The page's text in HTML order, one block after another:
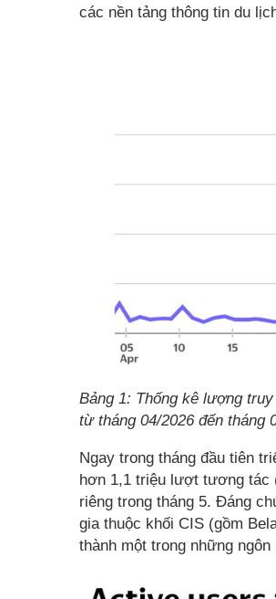
các nền tảng thông tin du
Bảng 1: Thống kê lượng
từ tháng 04/2026 đến tháng
Ngay trong tháng đầu tiên
hơn 1,1 triệu lượt tương tác
riêng trong tháng 5. Đáng
gia thuộc khối CIS (gồm
thành một trong những